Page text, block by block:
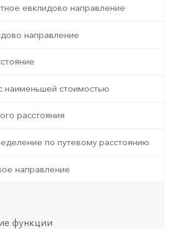
евклидово направление
направление
наименьшей стоимостью
расстояния
по путевому расстоянию
направление
функции